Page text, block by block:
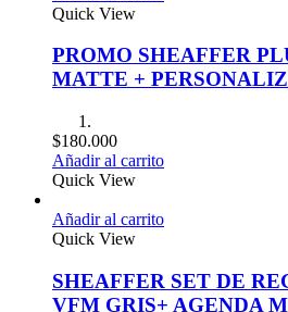
Quick View
PROMO SHEAFFER
MATTE +
$180.000
Añadir al carrito
Quick View
Añadir al carrito
Quick View
SHEAFFER SET DE
VFM GRIS+ AGENDA